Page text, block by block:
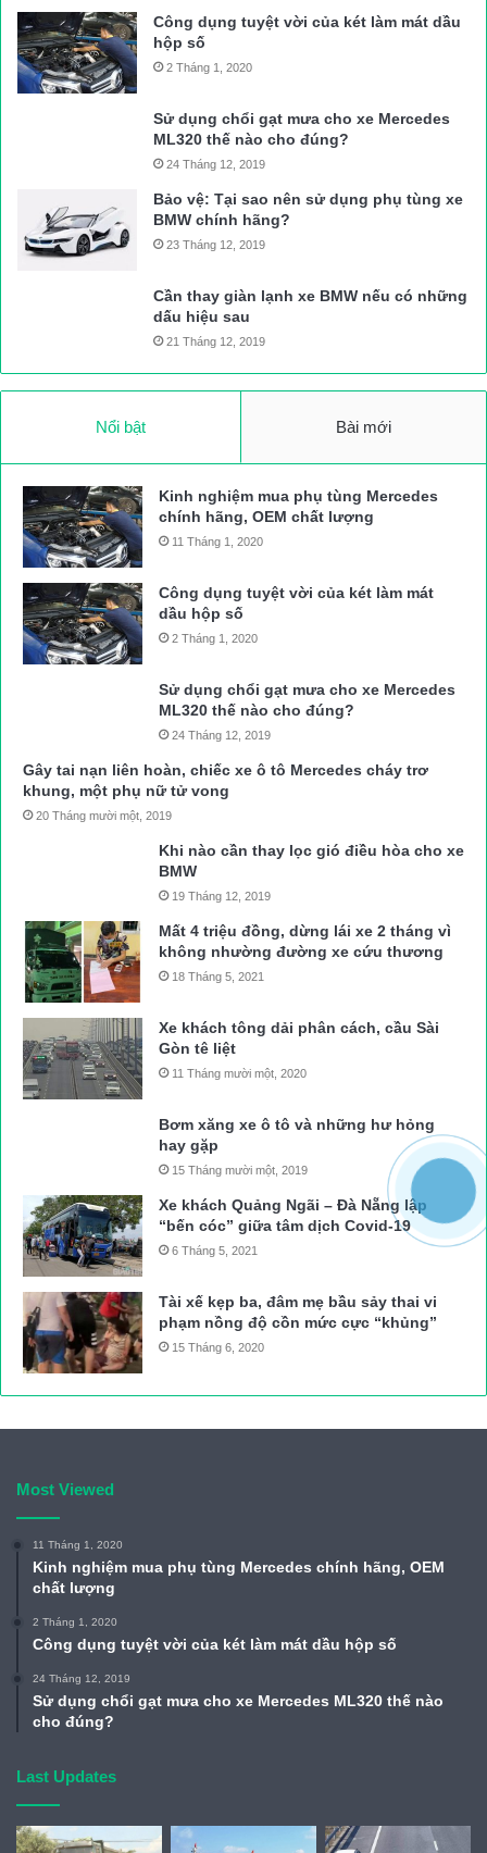
Công dụng tuyệt vời của két làm mát dầu
hộp số
2 Tháng 1, 2020
Sử dụng chổi gạt mưa cho xe Mercedes
ML320 thế nào cho đúng?
24 Tháng 12, 2019
Bảo vệ: Tại sao nên sử dụng phụ tùng xe
BMW chính hãng?
23 Tháng 12, 2019
Cần thay giàn lạnh xe BMW nếu có những
dấu hiệu sau
21 Tháng 12, 2019
Nổi bật Bài mới
Kinh nghiệm mua phụ tùng Mercedes
chính hãng, OEM chất lượng
11 Tháng 1, 2020
Công dụng tuyệt vời của két làm mát
dầu hộp số
2 Tháng 1, 2020
Sử dụng chổi gạt mưa cho xe Mercedes
ML320 thế nào cho đúng?
24 Tháng 12, 2019
Gây tai nạn liên hoàn, chiếc xe ô tô Mercedes cháy trơ
khung, một phụ nữ tử vong
20 Tháng mười một, 2019
Khi nào cần thay lọc gió điều hòa cho xe
BMW
19 Tháng 12, 2019
Mất 4 triệu đồng, dừng lái xe 2 tháng vì
không nhường đường xe cứu thương
18 Tháng 5, 2021
Xe khách tông dải phân cách, cầu Sài
Gòn tê liệt
11 Tháng mười một, 2020
Bơm xăng xe ô tô và những hư hỏng
hay gặp
15 Tháng mười một, 2019
Xe khách Quảng Ngãi – Đà Nẵng lập
“bến cóc” giữa tâm dịch Covid-19
6 Tháng 5, 2021
Tài xế kẹp ba, đâm mẹ bầu sảy thai vi
phạm nồng độ cồn mức cực “khủng”
15 Tháng 6, 2020
Most Viewed
11 Tháng 1, 2020
Kinh nghiệm mua phụ tùng Mercedes chính hãng, OEM
chất lượng
2 Tháng 1, 2020
Công dụng tuyệt vời của két làm mát dầu hộp số
24 Tháng 12, 2019
Sử dụng chổi gạt mưa cho xe Mercedes ML320 thế nào
cho đúng?
Last Updates